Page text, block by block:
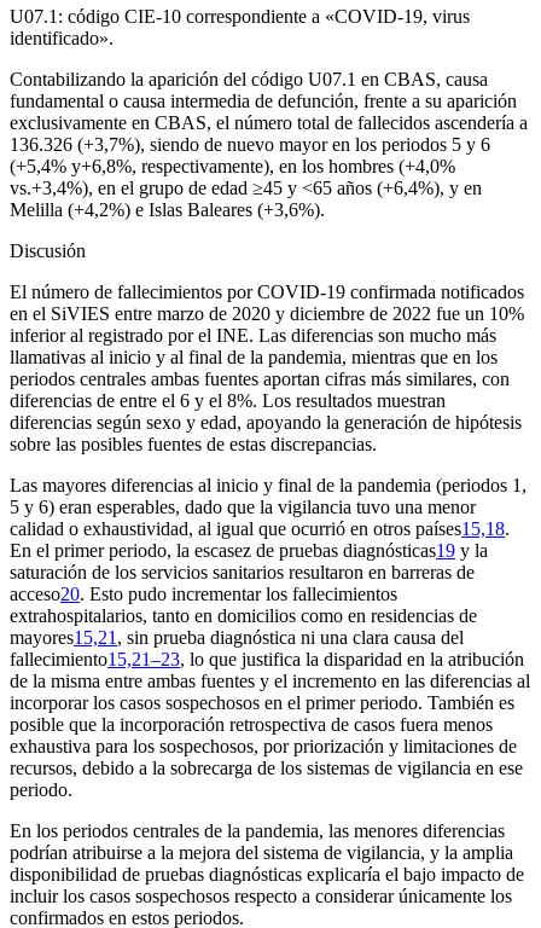
U07.1: código CIE-10 correspondiente a «COVID-19, virus
identificado».
Contabilizando la aparición del código U07.1 en CBAS, causa
fundamental o causa intermedia de defunción, frente a su aparición
exclusivamente en CBAS, el número total de fallecidos ascendería a
136.326 (+3,7%), siendo de nuevo mayor en los periodos 5 y 6
(+5,4% y+6,8%, respectivamente), en los hombres (+4,0%
vs.+3,4%), en el grupo de edad ≥45 y <65 años (+6,4%), y en
Melilla (+4,2%) e Islas Baleares (+3,6%).
Discusión
El número de fallecimientos por COVID-19 confirmada notificados
en el SiVIES entre marzo de 2020 y diciembre de 2022 fue un 10%
inferior al registrado por el INE. Las diferencias son mucho más
llamativas al inicio y al final de la pandemia, mientras que en los
periodos centrales ambas fuentes aportan cifras más similares, con
diferencias de entre el 6 y el 8%. Los resultados muestran
diferencias según sexo y edad, apoyando la generación de hipótesis
sobre las posibles fuentes de estas discrepancias.
Las mayores diferencias al inicio y final de la pandemia (periodos 1,
5 y 6) eran esperables, dado que la vigilancia tuvo una menor
calidad o exhaustividad, al igual que ocurrió en otros países15,18.
En el primer periodo, la escasez de pruebas diagnósticas19 y la
saturación de los servicios sanitarios resultaron en barreras de
acceso20. Esto pudo incrementar los fallecimientos
extrahospitalarios, tanto en domicilios como en residencias de
mayores15,21 , sin prueba diagnóstica ni una clara causa del
fallecimiento15,21–23, lo que justifica la disparidad en la atribución
de la misma entre ambas fuentes y el incremento en las diferencias al
incorporar los casos sospechosos en el primer periodo. También es
posible que la incorporación retrospectiva de casos fuera menos
exhaustiva para los sospechosos, por priorización y limitaciones de
recursos, debido a la sobrecarga de los sistemas de vigilancia en ese
periodo.
En los periodos centrales de la pandemia, las menores diferencias
podrían atribuirse a la mejora del sistema de vigilancia, y la amplia
disponibilidad de pruebas diagnósticas explicaría el bajo impacto de
incluir los casos sospechosos respecto a considerar únicamente los
confirmados en estos periodos.